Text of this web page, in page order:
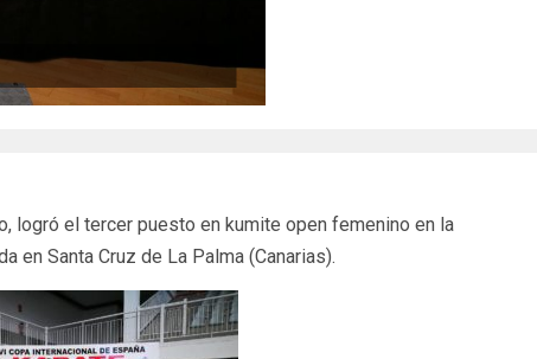
logró el tercer puesto en kumite open femenino en la
en Santa Cruz de La Palma (Canarias).